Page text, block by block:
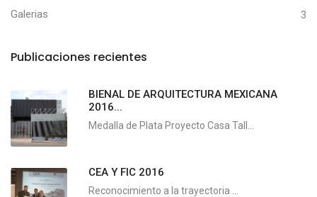
Galerias 3
Publicaciones recientes
BIENAL DE ARQUITECTURA MEXICANA
2016...
Medalla de Plata Proyecto Casa Tall...
CEA Y FIC 2016
Reconocimiento a la trayectoria ...